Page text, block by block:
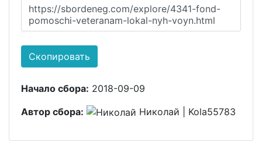
https://sbordeneg.com/explore/4341-fond-
pomoschi-veteranam-lokal-nyh-voyn.html
Скопировать
Начало сбора: 2018-09-09
Автор сбора:
Николай | Kola55783